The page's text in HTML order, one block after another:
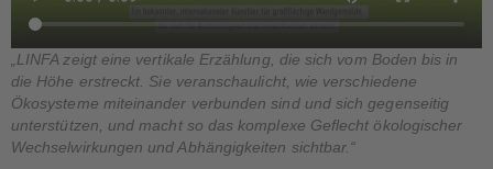
„LINFA zeigt eine vertikale Erzählung, die sich vom Boden bis in
die Höhe erstreckt. Sie veranschaulicht, wie verschiedene
Ökosysteme miteinander verbunden sind und sich gegenseitig
unterstützen, und macht so das komplexe Geflecht ökologischer
Wechselwirkungen und Abhängigkeiten sichtbar.“